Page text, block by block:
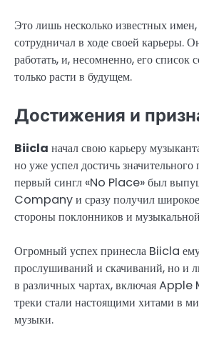
Это лишь несколько известных
сотрудничал в ходе своей карьеры.
работать, и, несомненно, его список
только расти в будущем.
Достижения и
Biicla начал свою карьеру
но уже успел достичь
первый сингл «No Place» был
Company и сразу получил
стороны поклонников и
Огромный успех принесла Biicla
прослушиваний и скачиваний, но и
в различных чартах, включая
треки стали настоящими хитами в
музыки.